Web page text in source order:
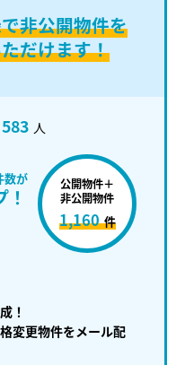
非公開物件を
だけます！
583 人
数が
公開物件＋
非公開物件
1,160 件
！
変更物件をメール配